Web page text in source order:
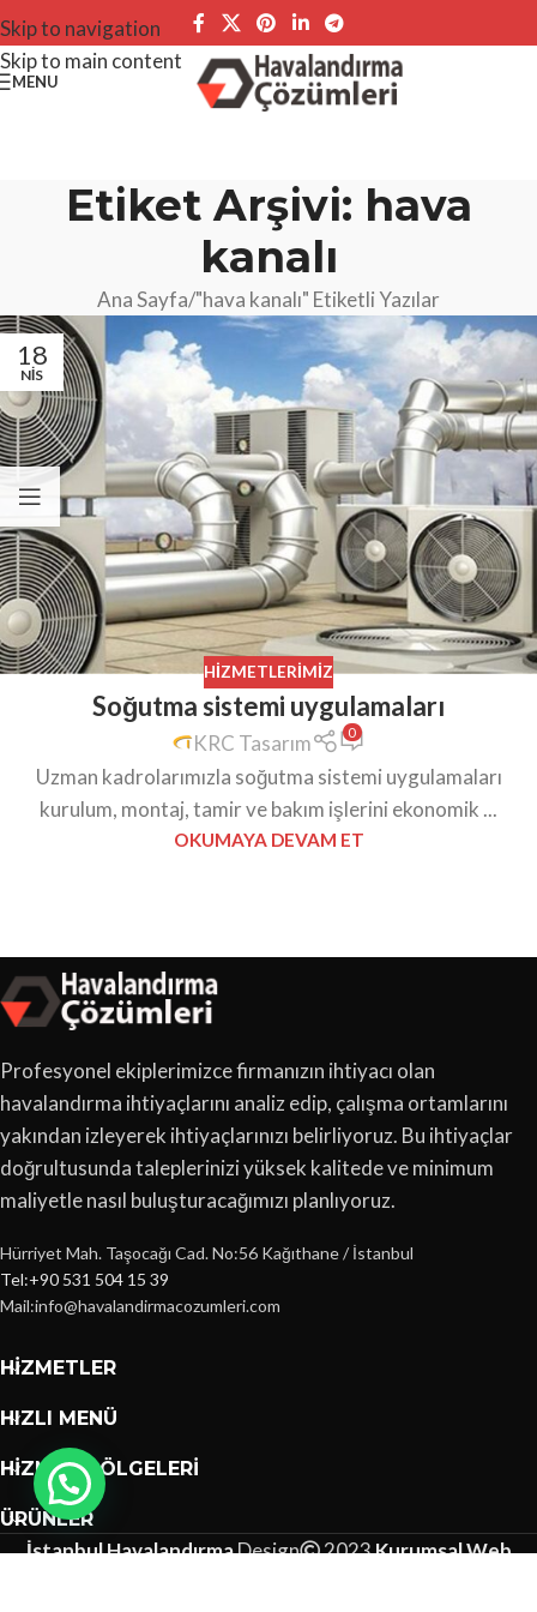
Skip to navigation
Skip to main content
MENU
Etiket Arşivi: hava
kanalı
Ana Sayfa "hava kanalı" Etiketli Yazılar
18
NIS
HIZMETLERIMIZ
Soğutma sistemi uygulamaları
KRC Tasarım 0
Uzman kadrolarımızla soğutma sistemi uygulamaları
kurulum, montaj, tamir ve bakım işlerini ekonomik ...
OKUMAYA DEVAM ET
Profesyonel ekiplerimizce firmanızın ihtiyacı olan
havalandırma ihtiyaçlarını analiz edip, çalışma ortamlarını
yakından izleyerek ihtiyaçlarınızı belirliyoruz. Bu ihtiyaçlar
doğrultusunda taleplerinizi yüksek kalitede ve minimum
maliyetle nasıl buluşturacağımızı planlıyoruz.
Hürriyet Mah. Taşocağı Cad. No:56 Kağıthane / İstanbul
Tel:+90 531 504 15 39
Mail:info@havalandirmacozumleri.com
HIZMETLER
HIZLI MENÜ
HIZMET BÖLGELERI
ÜRÜNLER
İstanbul HavalandırmaDesign 2023Kurumsal Web